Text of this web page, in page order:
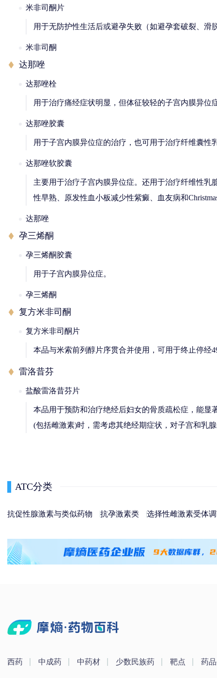
米非司酮片
用于无防护性生活后或避孕失败（如避孕套破裂、
米非司酮
达那唑
达那唑栓
用于治疗痛经症状明显，但体征较轻的子宫内膜异位
达那唑胶囊
用于子宫内膜异位症的治疗，也可用于治疗纤维囊
达那唑软胶囊
主要用于治疗子宫内膜异位症。还用于治疗纤维性
性早熟、原发性血小板减少性紫癜、血友病和
达那唑
孕三烯酮
孕三烯酮胶囊
用于子宫内膜异位症。
孕三烯酮
复方米非司酮
复方米非司酮片
本品与米索前列醇片序贯合并使用，可用于终止停经
雷洛昔芬
盐酸雷洛昔芬片
本品用于预防和治疗绝经后妇女的骨质疏松症，能
(包括雌激素)时，需考虑其绝经期症状，对子宫和乳
ATC分类
抗促性腺激素与类似药物 抗孕激素类 选择性雌激素受体
西药 中成药 中药材 少数民族药 靶点 药